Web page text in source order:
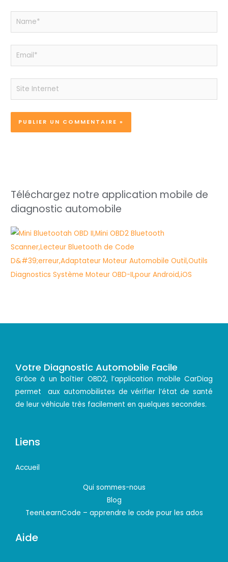
Name*
Email*
Site
Internet
Téléchargez notre application mobile de
diagnostic automobile
Votre Diagnostic Automobile Facile
Grâce à un boîtier OBD2, l’application mobile CarDiag
permet aux automobilistes de vérifier l’état de santé
de leur véhicule très facilement en quelques secondes.
Liens
Accueil
Qui sommes-nous
Blog
TeenLearnCode – apprendre le code pour les ados
Aide